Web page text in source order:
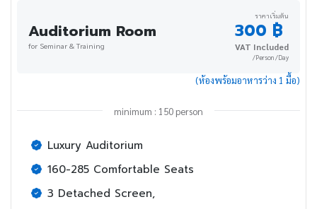
Auditorium Room
for Seminar & Training
ราคาเริ่มต้น
300 ฿
VAT Included
/Person /Day
(ห้องพร้อมอาหารว่าง 1 มื้อ)
minimum : 150 person
Luxury Auditorium
160-285 Comfortable Seats
3 Detached Screen,